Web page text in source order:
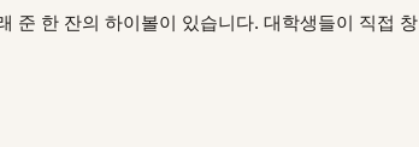
준 한 잔의 하이볼이 있습니다. 대학생들이 직접 창